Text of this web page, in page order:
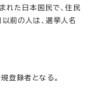
た日本国民で、住民
前の人は、選挙人名
登録者となる。